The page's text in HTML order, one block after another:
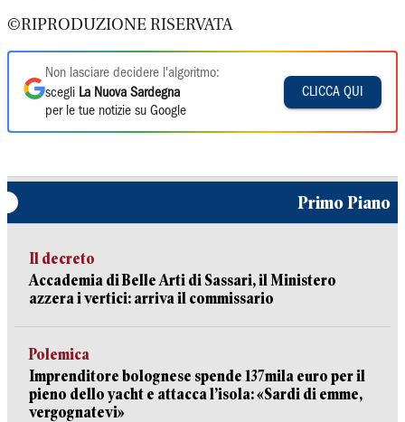
©RIPRODUZIONE RISERVATA
Non lasciare decidere l'algoritmo:
scegli La Nuova Sardegna
per le tue notizie su Google
CLICCA QUI
Primo Piano
Il decreto
Accademia di Belle Arti di Sassari, il Ministero
azzera i vertici: arriva il commissario
Polemica
Imprenditore bolognese spende 137mila euro per il
pieno dello yacht e attacca l’isola: «Sardi di emme,
vergognatevi»